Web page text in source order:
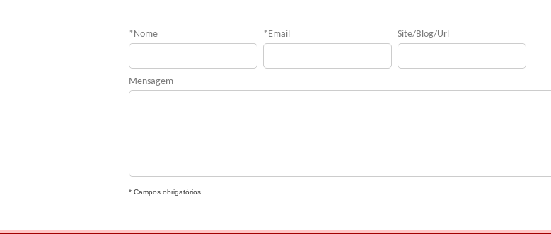
* Nome * Email Site/Blog/Url
Mensagem
* Campos obrigatórios